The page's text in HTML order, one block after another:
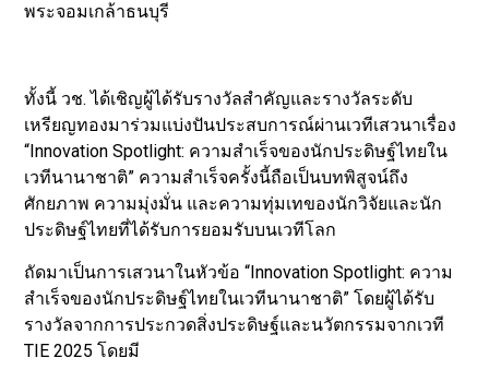
พระจอมเกล้าธนบุรี
ทั้งนี้ วช. ได้เชิญผู้ได้รับรางวัลสำคัญและรางวัลระดับ
เหรียญทองมาร่วมแบ่งปันประสบการณ์ผ่านเวทีเสวนาเรื่อง
“Innovation Spotlight: ความสำเร็จของนักประดิษฐ์ไทยใน
เวทีนานาชาติ” ความสำเร็จครั้งนี้ถือเป็นบทพิสูจน์ถึง
ศักยภาพ ความมุ่งมั่น และความทุ่มเทของนักวิจัยและนัก
ประดิษฐ์ไทยที่ได้รับการยอมรับบนเวทีโลก
ถัดมาเป็นการเสวนาในหัวข้อ “Innovation Spotlight: ความ
สำเร็จของนักประดิษฐ์ไทยในเวทีนานาชาติ” โดยผู้ได้รับ
รางวัลจากการประกวดสิ่งประดิษฐ์และนวัตกรรมจากเวที
TIE 2025 โดยมี